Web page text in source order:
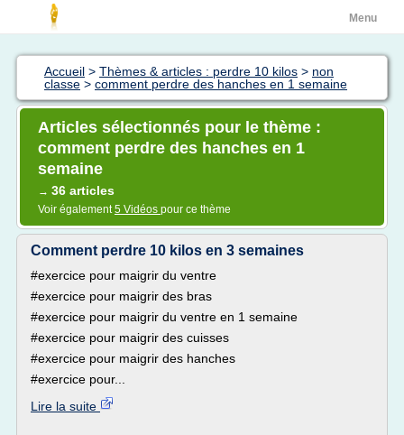
Menu
Accueil > Thèmes & articles : perdre 10 kilos > non
classe > comment perdre des hanches en 1 semaine
Articles sélectionnés pour le thème :
comment perdre des hanches en 1
semaine
→ 36 articles
Voir également5 Vidéos pour ce thème
Comment perdre 10 kilos en 3 semaines
#exercice pour maigrir du ventre
#exercice pour maigrir des bras
#exercice pour maigrir du ventre en 1 semaine
#exercice pour maigrir des cuisses
#exercice pour maigrir des hanches
#exercice pour...
Lire la suite